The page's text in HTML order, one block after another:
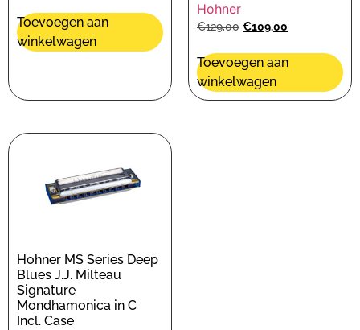
Toevoegen aan
winkelwagen
Hohner
€129,00 €109,00
Toevoegen aan
winkelwagen
Hohner MS Series Deep
Blues J.J. Milteau
Signature
Mondhamonica in C
Incl. Case